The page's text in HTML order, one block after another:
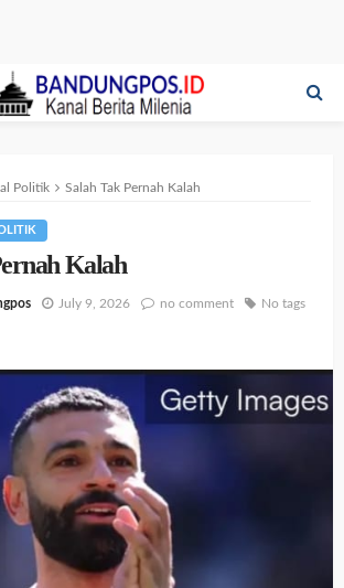
Politik Salah Tak Pernah Kalah
Kalah
July 9, 2026 no comment No tags